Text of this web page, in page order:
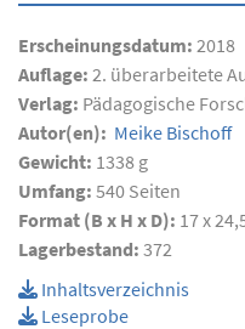
Erscheinungsdatum: 2018
Auflage: 2. überarbeitete
Verlag: Pädagogische
Autor(en): Meike Bischoff
Gewicht: 1338 g
Umfang: 540 Seiten
Format (B x H x D): 17 x
Lagerbestand: 372
Inhaltsverzeichnis
Leseprobe